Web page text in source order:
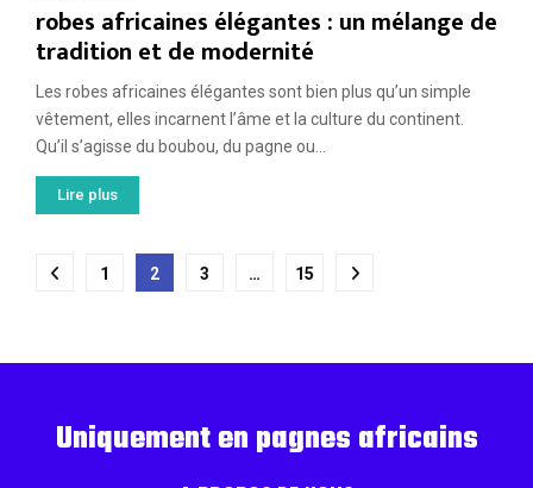
robes africaines élégantes : un mélange de
tradition et de modernité
Les robes africaines élégantes sont bien plus qu’un simple
vêtement, elles incarnent l’âme et la culture du continent.
Qu’il s’agisse du boubou, du pagne ou...
Lire plus
Pagination
publications
1 2 3 … 15
Uniquement en pagnes africains